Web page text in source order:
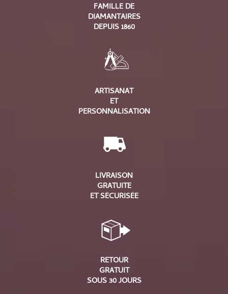
FAMILLE DE
DIAMANTAIRES
DEPUIS 1860
ARTISANAT
ET
PERSONNALISATION
LIVRAISON
GRATUITE
ET SÉCURISÉE
RETOUR
GRATUIT
SOUS 30 JOURS